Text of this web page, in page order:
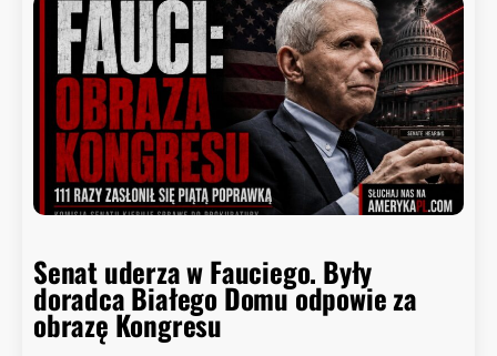
Senat uderza w Fauciego. Były
doradca Białego Domu odpowie za
obrazę Kongresu